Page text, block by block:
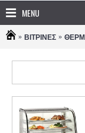
MENU
ΒΙΤΡΙΝΕΣ